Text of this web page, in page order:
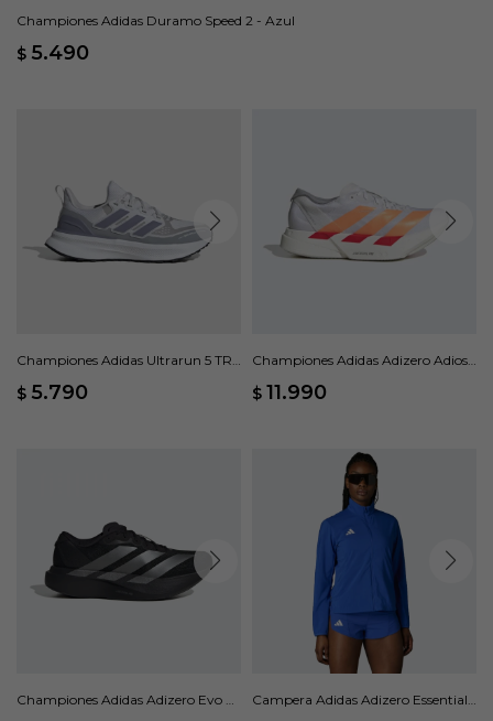
Championes Adidas Duramo Speed 2 - Azul
$ 5.490
Championes Adidas Ultrarun 5 TR -
$ 5.790
Championes Adidas Adizero Adios
$ 11.990
Championes Adidas Adizero Evo SL
Campera Adidas Adizero Essentials